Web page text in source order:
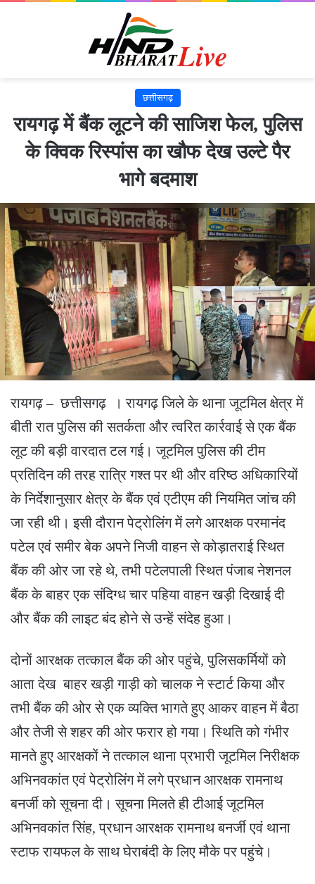
छत्तीसगढ़
रायगढ़ में बैंक लूटने की साजिश फेल, पुलिस
के क्विक रिस्पांस का खौफ देख उल्टे पैर
भागे बदमाश
रायगढ़ – छत्तीसगढ़ । रायगढ़ जिले के थाना जूटमिल क्षेत्र में
बीती रात पुलिस की सतर्कता और त्वरित कार्रवाई से एक बैंक
लूट की बड़ी वारदात टल गई। जूटमिल पुलिस की टीम
प्रतिदिन की तरह रात्रि गश्त पर थी और वरिष्ठ अधिकारियों
के निर्देशानुसार क्षेत्र के बैंक एवं एटीएम की नियमित जांच की
जा रही थी। इसी दौरान पेट्रोलिंग में लगे आरक्षक परमानंद
पटेल एवं समीर बेक अपने निजी वाहन से कोड़ातराई स्थित
बैंक की ओर जा रहे थे, तभी पटेलपाली स्थित पंजाब नेशनल
बैंक के बाहर एक संदिग्ध चार पहिया वाहन खड़ी दिखाई दी
और बैंक की लाइट बंद होने से उन्हें संदेह हुआ।
दोनों आरक्षक तत्काल बैंक की ओर पहुंचे, पुलिसकर्मियों को
आता देख बाहर खड़ी गाड़ी को चालक ने स्टार्ट किया और
तभी बैंक की ओर से एक व्यक्ति भागते हुए आकर वाहन में बैठा
और तेजी से शहर की ओर फरार हो गया। स्थिति को गंभीर
मानते हुए आरक्षकों ने तत्काल थाना प्रभारी जूटमिल निरीक्षक
अभिनवकांत एवं पेट्रोलिंग में लगे प्रधान आरक्षक रामनाथ
बनर्जी को सूचना दी। सूचना मिलते ही टीआई जूटमिल
अभिनवकांत सिंह, प्रधान आरक्षक रामनाथ बनर्जी एवं थाना
स्टाफ रायफल के साथ घेराबंदी के लिए मौके पर पहुंचे।